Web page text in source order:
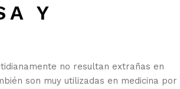
Y
no resultan extrañas en
son muy utilizadas en medicina por